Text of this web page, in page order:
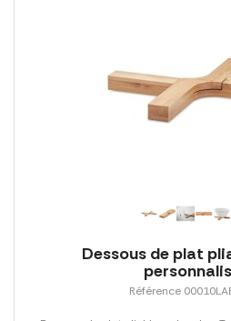
Dessous de plat
Référence